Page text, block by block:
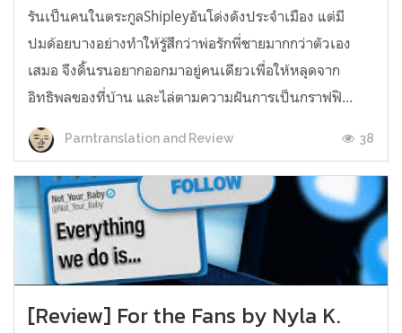
รันเป็นคนในตระกูลShipleyอันโด่งดังประจำเมือง แต่มี
ปมด้อยบางอย่างทำให้รู้สึกว่าพ่อรักพี่ชายมากกว่าตัวเอง
เสมอ จึงดิ้นรนอยากออกมาอยู่คนเดียวเพื่อให้หลุดจาก
อิทธิพลของที่บ้าน และไล่ตามความฝันการเป็นกราฟฟิ...
Parntranslation and Review 38
[Review] For the Fans by Nyla K.